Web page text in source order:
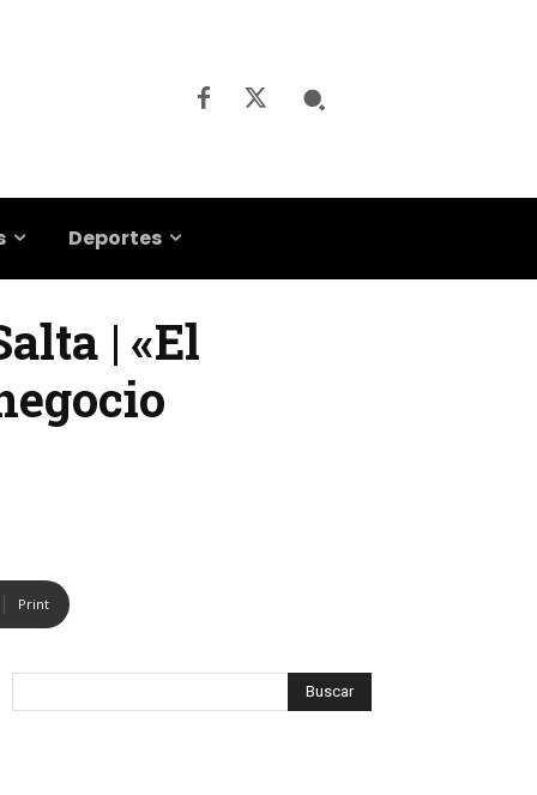
Deportes
| «El
Print